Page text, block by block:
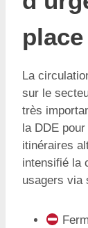
place
La
sur le
très
la DDE
itinéraires
intensifié la
usagers via